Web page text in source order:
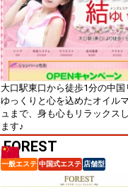
大口駅東口から徒歩1分の中
ゆっくりと心を込めたオイル
ュまで、身も心もリラックス
ます♪
FOREST
一般エステ 中国式エステ 店舗型